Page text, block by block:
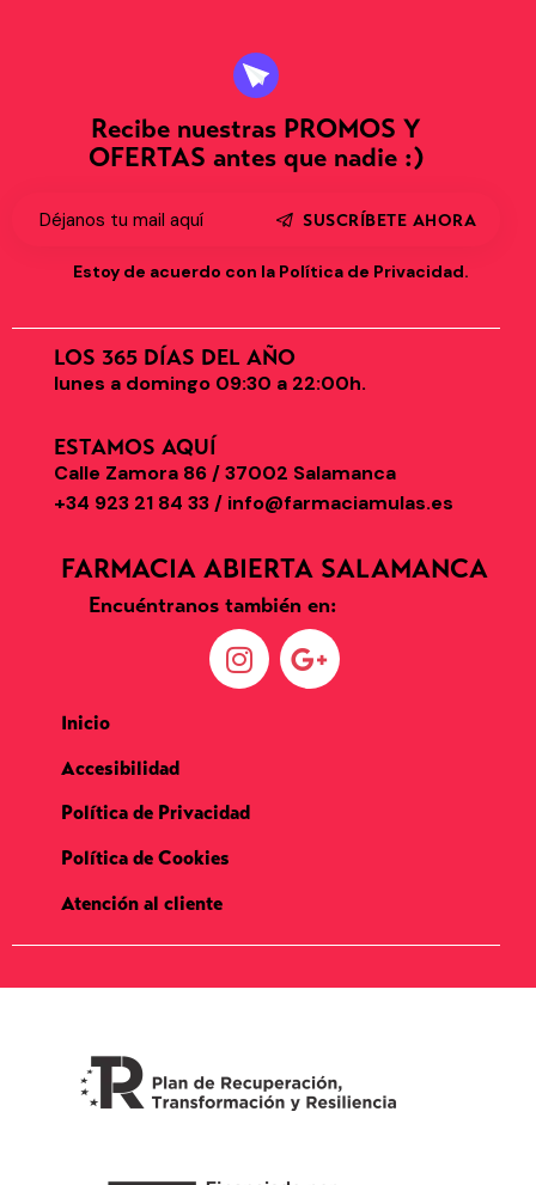
Recibe nuestras PROMOS Y
OFERTAS antes que nadie :)
SUSCRÍBETE AHORA
Estoy de acuerdo con la Política de Privacidad.
LOS 365 DÍAS DEL AÑO
lunes a domingo 09:30 a 22:00h.
ESTAMOS AQUÍ
Calle Zamora 86 / 37002 Salamanca
+34 923 21 84 33 / info@farmaciamulas.es
FARMACIA ABIERTA SALAMANCA
Encuéntranos también en:
Inicio
Accesibilidad
Política de Privacidad
Política de Cookies
Atención al cliente